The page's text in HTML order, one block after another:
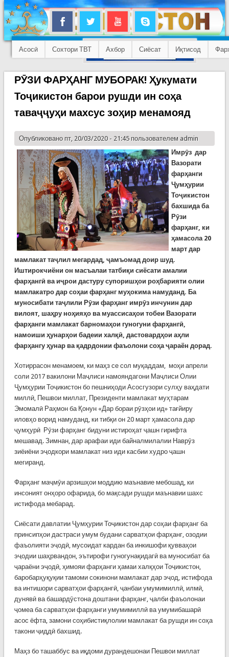
Асосӣ Сохтори ТВТ Ахбор Сиёсат Иқтисод
РӮЗИ ФАРҲАНГ МУБОРАК! Ҳукумати
Тоҷикистон барои рушди ин соҳа
таваҷҷуҳи махсус зоҳир менамояд
Опубликовано пт, 20/03/2020 - 21:45 пользователем admin
Имрӯз дар
Вазорати
фарҳанги
Ҷумҳурии
Тоҷикистон
бахшида ба
Рӯзи
фарҳанг, ки
ҳамасола 20
март дар
мамлакат таҷлил мегардад, ҷамъомад доир шуд.
Иштирокчиёни он масъалаи татбиқи сиёсати амалии
фарҳангӣ ва иҷрои дастуру супоришҳои роҳбарияти олии
мамлакатро дар соҳаи фарҳанг муҳокима намуданд. Ба
муносибати таҷлили Рӯзи фарҳанг имрӯз инчунин дар
вилоят, шаҳру ноҳияҳо ва муассисаҳои тобеи Вазорати
фарҳанги мамлакат барномаҳои гуногуни фарҳангӣ,
намоиши ҳунарҳои бадеии халқӣ, дастовардҳои аҳли
фарҳангу ҳунар ва қадрдонии фаъолони соҳа ҷараён дорад.
Хотиррасон менамоем, ки маҳз се сол муқаддам, моҳи апрели
соли 2017 вакилони Маҷлиси намояндагони Маҷлиси Олии
Ҷумҳурии Тоҷикистон бо пешниҳоди Асосгузори сулҳу ваҳдати
миллӣ, Пешвои миллат, Президенти мамлакат муҳтарам
Эмомалӣ Раҳмон ба Қонун «Дар бораи рӯзҳои ид» тағйиру
иловҳо ворид намуданд, ки тибқи он 20 март ҳамасола дар
ҷумҳурӣ Рӯзи фарҳанг бидуни истироҳат ҷашн гирифта
мешавад. Зимнан, дар арафаи иди байналмилалии Наврӯз
зиёиёни эҷодкори мамлакат низ иди касбии худро ҷашн
мегиранд.
Фарҳанг маҷмӯи арзишҳои моддию маънавие мебошад, ки
инсоният онҳоро офарида, бо мақсади рушди маънавии шахс
истифода мебарад.
Сиёсати давлатии Ҷумҳурии Тоҷикистон дар соҳаи фарҳанг ба
принсипҳои дастраси умум будани сарватҳои фарҳанг, озодии
фаъолияти эҷодӣ, мусоидат кардан ба инкишофи қувваҳои
эҷодии шаҳрвандон, эътирофи гуногунақидагӣ ва муносибат ба
ҷараёни эҷодӣ, ҳимояи фарҳанги ҳамаи халқҳои Тоҷикистон,
баробарҳуқуқии тамоми сокинони мамлакат дар эҷод, истифода
ва интишори сарватҳои фарҳангӣ, ҷанбаи умумимиллӣ, илмӣ,
дунявӣ ва башардӯстона доштани фарҳанг, ҷалби фаъолонаи
ҷомеа ба сарватҳои фарҳанги умумимиллӣ ва умумибашарӣ
асос ёфта, замони соҳибистиқлолии мамлакат ба рушди ин соҳа
такони ҷиддӣ бахшид.
Маҳз бо ташаббус ва иқдоми дурандешонаи Пешвои миллат